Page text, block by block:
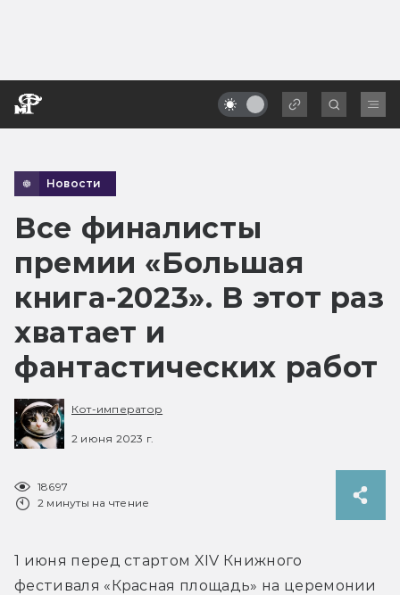
Новости
Все финалисты
премии «Большая
книга-2023». В этот раз
хватает и
фантастических работ
Кот-император
2 июня 2023 г.
18697
2 минуты на чтение
1 июня перед стартом XIV Книжного
фестиваля «Красная площадь» на церемонии